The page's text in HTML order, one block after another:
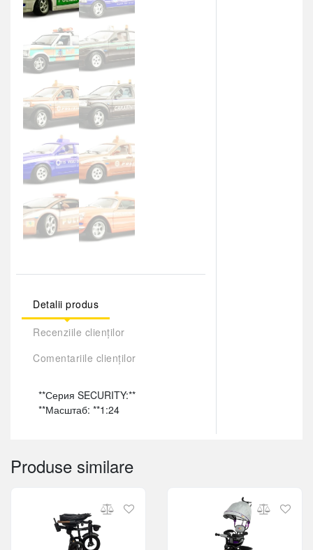
Detalii produs
Recenziile clienților
Comentariile clienților
**Серия SECURITY:**
**Масштаб: **1:24
Produse similare